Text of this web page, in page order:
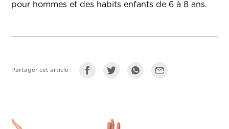
pour hommes et des habits enfants de 6 à 8 ans.
Partager cet article :